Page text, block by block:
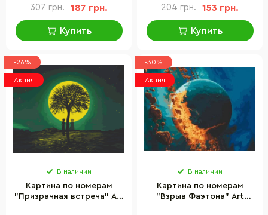
307 грн. 187 грн.
Купить
204 грн. 153 грн.
Купить
-26%
Акция
В наличии
Картина по номерам
"Призрачная встреча" Art
-30%
Акция
В наличии
Картина по номерам
"Взрыв Фаэтона" Art